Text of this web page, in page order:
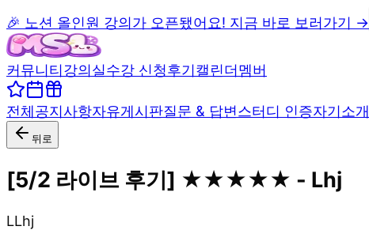
🎉 노션 올인원 강의가 오픈됐어요! 지금 바로 보러가기 →
커뮤니티강의실수강 신청후기캘린더멤버
전체공지사항자유게시판질문 & 답변스터디 인증자기소개
뒤로
[5/2 라이브 후기] ★★★★★ - Lhj
LLhj